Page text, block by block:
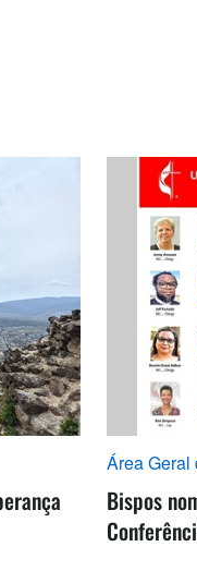
Área Geral
Bispos